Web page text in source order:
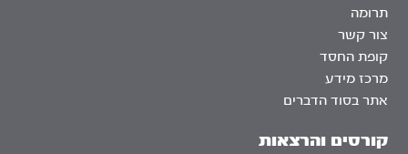
תרומה
צור קשר
קופת החסד
מרכז מידע
אתר בסוד הדברים
קורסים והרצאות